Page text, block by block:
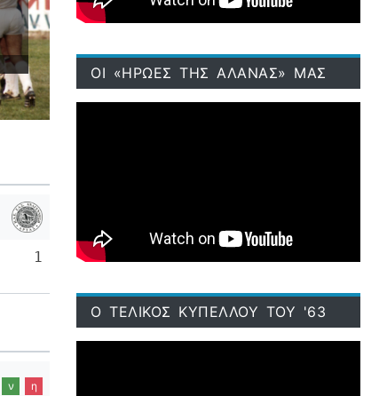
1
ν η
ΟΙ «ΗΡΩΕΣ ΤΗΣ ΑΛΑΝΑΣ» ΜΑΣ
Ο ΤΕΛΙΚΟΣ ΚΥΠΕΛΛΟΥ ΤΟΥ '63